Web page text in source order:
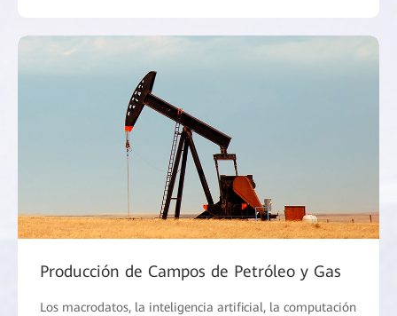
Producción de Campos de Petróleo y Gas
Los macrodatos, la inteligencia artificial, la computación